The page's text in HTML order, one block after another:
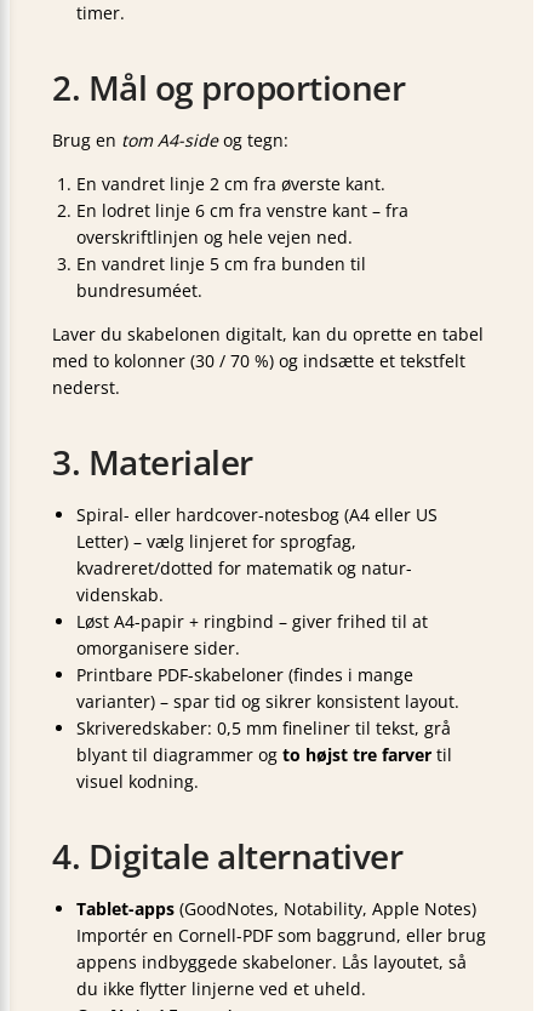
timer.
2. Mål og proportioner
Brug en tom A4-sideog tegn:
En vandret linje 2 cm fra øverste kant.
En lodret linje 6 cm fra venstre kant – fra
overskrift­linjen og hele vejen ned.
En vandret linje 5 cm fra bunden til
bundresuméet.
Laver du skabelonen digitalt, kan du oprette en tabel
med to kolonner (30 / 70 %) og indsætte et tekstfelt
nederst.
3. Materialer
Spiral- eller hardcover-notesbog (A4 eller US
Letter) – vælg linjeret for sprog­fag,
kvadreret/dotted for matematik og natur­
videnskab.
Løst A4-papir + ringbind – giver frihed til at
omorganisere sider.
Printbare PDF-skabeloner (findes i mange
varianter) – spar tid og sikrer konsistent layout.
Skriveredskaber: 0,5 mm fineliner til tekst, grå
blyant til diagrammer og to højst tre farver til
visuel kodning.
4. Digitale alternativer
Tablet-apps (GoodNotes, Notability, Apple Notes)
Importér en Cornell-PDF som baggrund, eller brug
appens indbyggede skabeloner. Lås layoutet, så
du ikke flytter linjerne ved et uheld.